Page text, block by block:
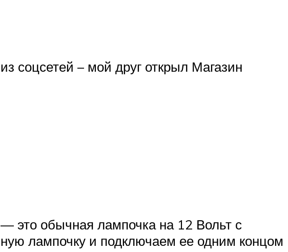
соцсетей – мой друг открыл Магазин
это обычная лампочка на 12 Вольт с
лампочку и подключаем ее одним концом